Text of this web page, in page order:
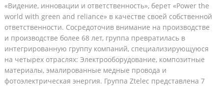
«Видение, инновации и ответственность», берет «Power the
world with green and reliance» в качестве своей собственной
ответственности. Сосредоточив внимание на производстве
и производстве более 68 лет, группа превратилась в
интегрированную группу компаний, специализирующуюся
на четырех отраслях: Электрооборудование, композитные
материалы, эмалированные медные провода и
фотоэлектрическая энергия. Группа Ztelec представлена 7